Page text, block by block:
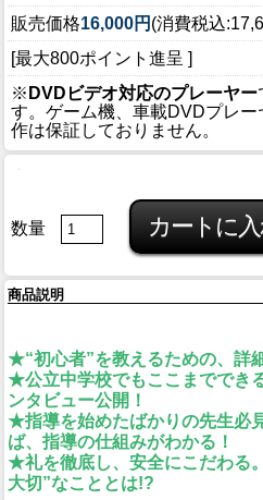
販売価格16,000円 (消費税込
[最大800ポイント進呈 ]
※ DVDビデオ対応のプレーヤー
す。ゲーム機、車載DVDプレ
作は保証しておりません。
数量
商品説明
★“初心者”を教えるための、詳
★公立中学校でもここまででき
ンタビュー公開！
★指導を始めたばかりの先生必
ば、指導の仕組みがわかる！
★礼を徹底し、安全にこだわる
大切”なこととは!?